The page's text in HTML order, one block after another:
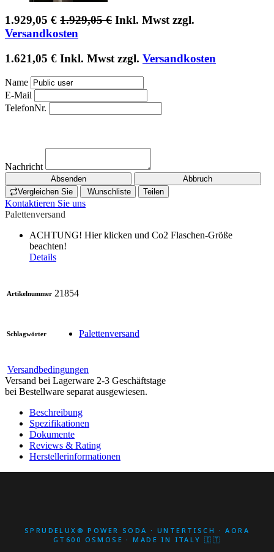
1.929,05 € 1.929,05€ Inkl. Mwst zzgl.
Versandkosten
1.621,05 € Inkl. Mwst zzgl. Versandkosten
Name
E-Mail
TelefonNr.
Nachricht
Absenden
Abbruch
Vergleichen Sie
Wunschliste Teilen
Kontaktieren Sie uns
Palettenversand
ACHTUNG! Hier klicken und Co2 Flaschen-Größe
beachten!
Details
Artikelnummer 21854
Schlagwörter Palettenversand
Versandbedingungen
Versand bei Lagerware 2-3 Geschäftstage
bei Bestellware separat ausgewiesen.
Beschreibung
Spezifikationen
Dokumente
Reviews & Rating
Herstellerinformationen
SPRUDELUX® POWER SODA · UNTERTISCH · AORA
GT600 OSMOSE · MADE IN ITALY 🇮🇹